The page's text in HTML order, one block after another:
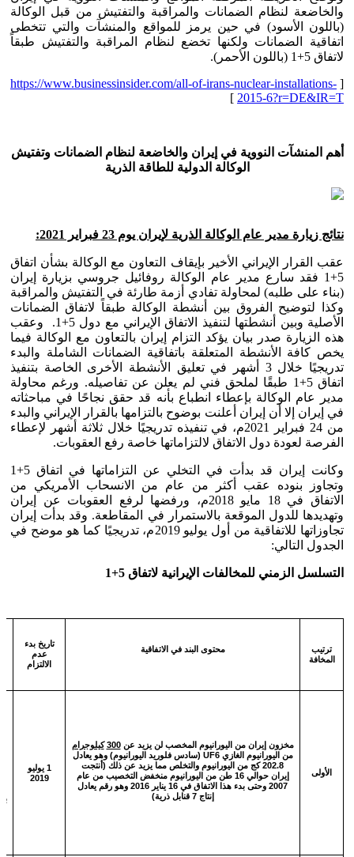
والخاضعة لنظام الضمانات والمراقبة والتفتيش من قبل الوكالة
(باللون الأسود) في حين يرمز للمواقع والمنشآت والتي تتخطى
اتفاقية الضمانات ولكنها تخضع لنظام المراقبة والتفتيش طبقاً
لاتفاق 5+1 (باللون الأحمر).
[
https://www.businessinsider.com/all-of-irans-nuclear-installations-
2015-6?r=DE&IR=T
]
أهم المنشآت النووية في إيران والخاضعة لنظام الضمانات وتفتيش
الوكالة الدولية للطاقة الذرية
نتائج زيارة مدير عام الوكالة الذرية لإيران يوم 23 فبراير 2021:
عقب القرار الإيراني الأخير بإيقاف التعاون مع الوكالة بشأن اتفاق
5+1 فقد سارع مدير عام الوكالة روفائيل جروسي بزيارة إيران
(بناء على طلبه) لمحاولة تفادي أزمة طارئة في التفتيش والمراقبة
وكذا لتوضيح الفروق بين أنشطة الوكالة طبقاً لاتفاق الضمانات
الأصلية وبين أنشطتها لتنفيذ الاتفاق الإيراني مع دول 5+1. وعقب
هذه الزيارة صدر بيان يؤكد التزام إيران بالتعاون مع الوكالة فيما
يخص كافة الأنشطة المتعلقة باتفاقية الضمانات الشاملة والبدء
تدريجيًا خلال 3 أشهر في تعليق الأنشطة الأخرى الخاصة بتنفيذ
اتفاق 5+1 طبقًا لملحق فني لم يعلن عن تفاصيله. ورغم محاولة
مدير عام الوكالة بإعطاء انطباع بأنه قد حقق نجاحًا في مباحثاته
في إيران إلا أن إيران أعلنت بوضوح بالتزامها بالقرار الإيراني والبدء
من 24 فبراير 2021م، في تنفيذه تدريجيًا خلال ثلاثة أشهر لإعطاء
الفرصة لعودة دول الاتفاق لالتزاماتها خاصة رفع العقوبات.
وكانت إيران قد بدأت في التخلي عن التزاماتها في اتفاق 5+1
وتجاوز بنوده عقب أكثر من عام من الانسحاب الأمريكي من
الاتفاق في 18 مايو 2018م، ورفضها لرفع العقوبات عن إيران
وتهديدها للدول الموقعة بالاستمرار في المقاطعة. وقد بدأت إيران
تجاوزاتها للاتفاقية من أول يوليو 2019م، تدريجيًا كما هو موضح في
الجدول التالي:
التسلسل الزمني للمخالفات الإيرانية لاتفاق 5+1
ترتيب
المخافة
محتوى البند في الاتفاقية
تاريخ بدء
عدم
الالتزام
الأولى
مخزون إيران من اليورانيوم المخصب لن يزيد عن 300 كيلوجرام
من اليورانيوم الغازيUF6 (سادس فلوريد اليورانيوم) وهو يعادل
202.8 كج من اليورانيوم
والتخلص مما يزيد عن ذلك (أنتجت
إيران حوالي 16 طن من اليورانيوم منخفض التخصيب من عام
2007 وحتى بدء هذا الاتفاق في 16 يناير 2016
وهو رقم يعادل
إنتاج 7 قنابل ذرية)
1 يوليو
2019